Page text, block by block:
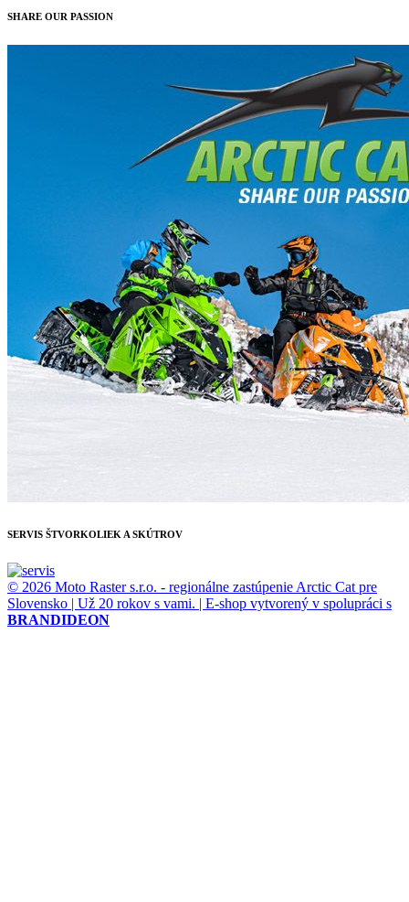
SHARE OUR PASSION
SERVIS ŠTVORKOLIEK A SKÚTROV
© 2026 Moto Raster s.r.o. - regionálne zastúpenie Arctic Cat pre
Slovensko | Už 20 rokov s vami. | E-shop vytvorený v spolupráci s
BRANDIDEON